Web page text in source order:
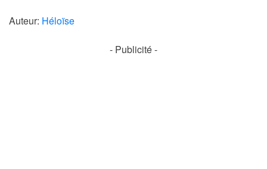
Auteur: Héloïse
- Publicité -